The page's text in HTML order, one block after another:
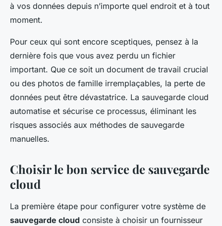
à vos données depuis n’importe quel endroit et à tout
moment.
Pour ceux qui sont encore sceptiques, pensez à la
dernière fois que vous avez perdu un fichier
important. Que ce soit un document de travail crucial
ou des photos de famille irremplaçables, la perte de
données peut être dévastatrice. La sauvegarde cloud
automatise et sécurise ce processus, éliminant les
risques associés aux méthodes de sauvegarde
manuelles.
Choisir le bon service de sauvegarde
cloud
La première étape pour configurer votre système de
sauvegarde cloud consiste à choisir un fournisseur